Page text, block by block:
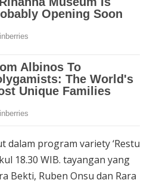
dalam program variety ‘Restu
18.30 WIB. tayangan yang
Bekti, Ruben Onsu dan Rara